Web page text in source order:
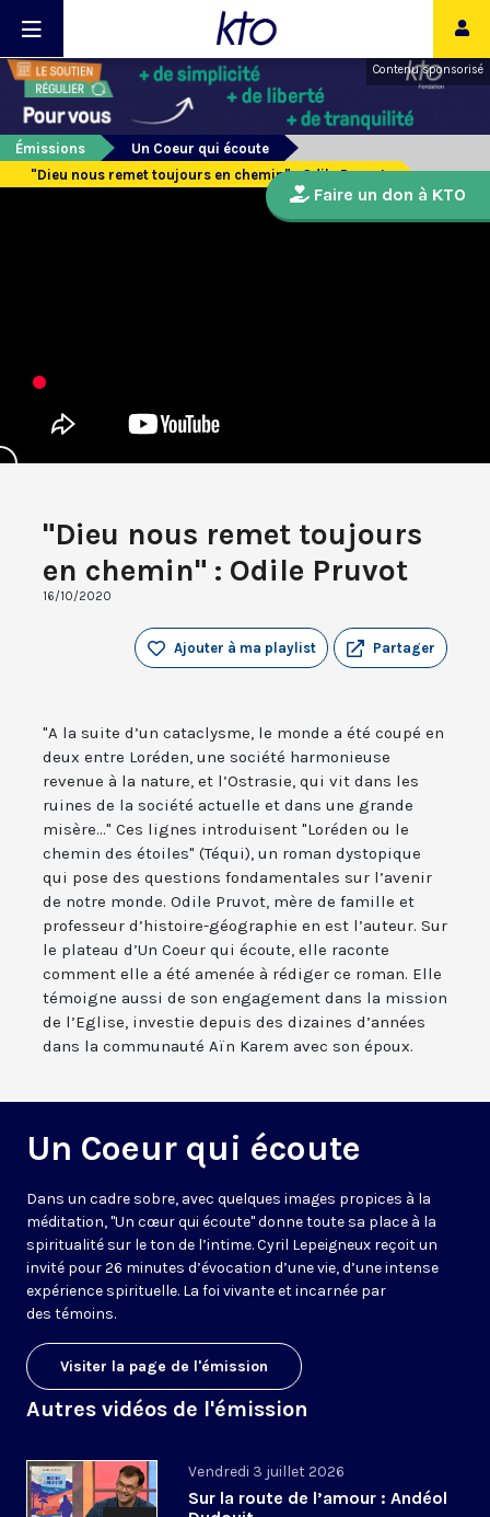
Contenu sponsorisé
Émissions
Un Coeur qui écoute
"Dieu nous remet toujours en chemin" : Odile Pruvot
"Dieu nous remet toujours
en chemin" : Odile Pruvot
16/10/2020
Partager
Ajouter à ma playlist
"A la suite d’un cataclysme, le monde a été coupé en
deux entre Loréden, une société harmonieuse
revenue à la nature, et l’Ostrasie, qui vit dans les
ruines de la société actuelle et dans une grande
misère..." Ces lignes introduisent "Loréden ou le
chemin des étoiles" (Téqui), un roman dystopique
qui pose des questions fondamentales sur l’avenir
de notre monde. Odile Pruvot, mère de famille et
professeur d’histoire-géographie en est l’auteur. Sur
le plateau d’Un Coeur qui écoute, elle raconte
comment elle a été amenée à rédiger ce roman. Elle
témoigne aussi de son engagement dans la mission
de l’Eglise, investie depuis des dizaines d’années
dans la communauté Aïn Karem avec son époux.
Un Coeur qui écoute
Dans un cadre sobre, avec quelques images propices à la
méditation, "Un cœur qui écoute" donne toute sa place à la
spiritualité sur le ton de l’intime. Cyril Lepeigneux reçoit un
invité pour 26 minutes d’évocation d’une vie, d’une intense
expérience spirituelle. La foi vivante et incarnée par
des témoins.
Visiter la page de l'émission
Autres vidéos de l'émission
Vendredi 3 juillet 2026
Sur la route de l’amour : Andéol
Faire un don à KTO